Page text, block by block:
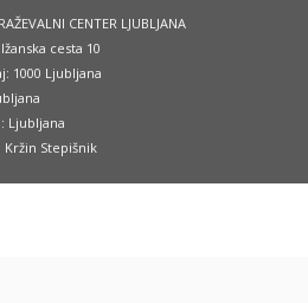
CENTER LJUBLJANA
cesta 10
1000 Ljubljana
Ljubljana
Kržin Stepišnik